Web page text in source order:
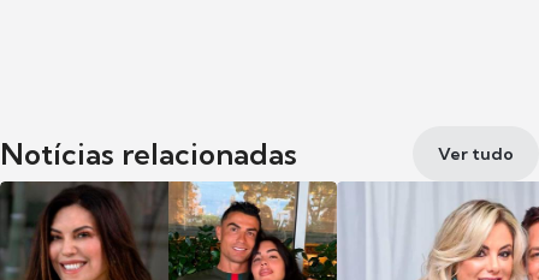
Notícias relacionadas Ver tudo